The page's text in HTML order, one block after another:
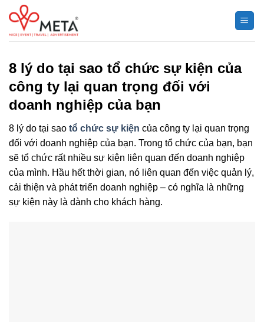
Chuyển
đến
nội
8 lý do tại sao tổ chức sự kiện của
công ty lại quan trọng đối với
doanh nghiệp của bạn
8 lý do tại sao tổ chức sự kiện của công ty lại quan trọng
đối với doanh nghiệp của bạn. Trong tổ chức của bạn, bạn
sẽ tổ chức rất nhiều sự kiện liên quan đến doanh nghiệp
của mình. Hầu hết thời gian, nó liên quan đến việc quản lý,
cải thiện và phát triển doanh nghiệp ‒ có nghĩa là những
sự kiện này là dành cho khách hàng.